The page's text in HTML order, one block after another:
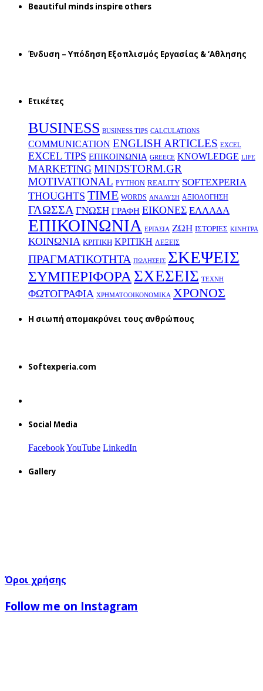
Beautiful minds inspire others
Ένδυση – Υπόδηση Εξοπλισμός Εργασίας & ‘Aθλησης
Ετικέτες
BUSINESS BUSINESS TIPS CALCULATIONS
COMMUNICATION ENGLISH ARTICLES EXCEL
EXCEL TIPS EΠΙΚΟΙΝΩΝΙΑ GREECE KNOWLEDGE LIFE
MARKETING MINDSTORM.GR
MOTIVATIONAL PYTHON REALITY SOFTEXPERIA
THOUGHTS TIME WORDS ΑΝΑΛΥΣΗ ΑΞΙΟΛΟΓΗΣΗ
ΓΛΩΣΣΑ ΓΝΩΣΗ ΓΡΑΦΗ ΕΙΚΟΝΕΣ ΕΛΛΑΔΑ
ΕΠΙΚΟΙΝΩΝΙΑ ΕΡΓΑΣΙΑ ΖΩΗ ΙΣΤΟΡΙΕΣ ΚΙΝΗΤΡΑ
ΚΟΙΝΩΝΙΑ ΚΡΙΤΙΚΗ ΚΡΙΤΙΚΗ ΛΕΞΕΙΣ
ΠΡΑΓΜΑΤΙΚΟΤΗΤΑ ΠΩΛΗΣΕΙΣ ΣΚΕΨΕΙΣ
ΣΥΜΠΕΡΙΦΟΡΑΣΧΕΣΕΙΣ ΤΕΧΝΗ
ΦΩΤΟΓΡΑΦΙΑ ΧΡΗΜΑΤΟΟΙΚΟΝΟΜΙΚΑ ΧΡΟΝΟΣ
H σιωπή απομακρύνει τους ανθρώπους
Softexperia.com
Social Media
FacebookYouTube LinkedIn
Gallery
Όροι χρήσης
Follow me on Instagram